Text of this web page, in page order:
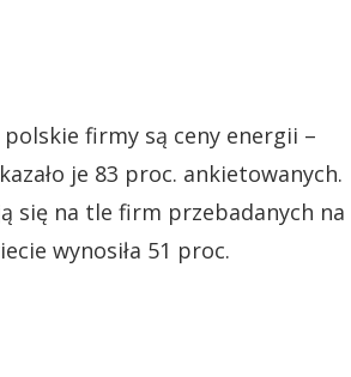
firmy są ceny energii –
je 83 proc. ankietowanych.
się na tle firm przebadanych na
wynosiła 51 proc.